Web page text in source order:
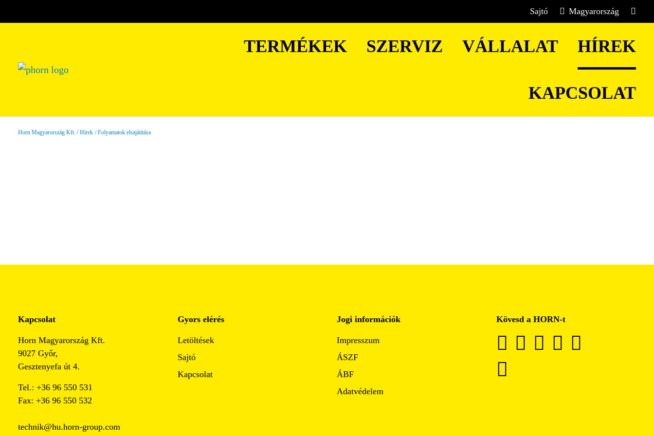
Sajtó Magyarország
TERMÉKEK SZERVIZ VÁLLALAT HÍREK
KAPCSOLAT
Horn Magyarország Kft. Hírek Folyamatok elsajátítása
Kapcsolat
Horn Magyarország Kft.
9027 Győr,
Gesztenyefa út 4.
Tel.: +36 96 550 531
Fax: +36 96 550 532
technik@hu.horn-group.com
Gyors elérés
Letöltések
Sajtó
Kapcsolat
Jogi információk
Impresszum
ÁSZF
ÁBF
Adatvédelem
Kövesd a HORN-t